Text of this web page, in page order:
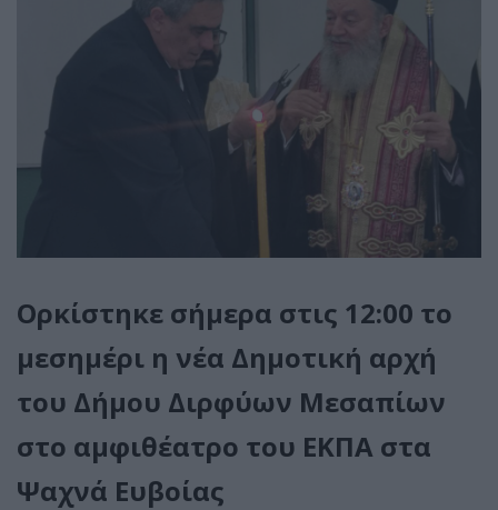
Ορκίστηκε σήμερα στις 12:00 το
μεσημέρι η νέα Δημοτική αρχή
του Δήμου Διρφύων Μεσαπίων
στο αμφιθέατρο του ΕΚΠΑ στα
Ψαχνά Ευβοίας